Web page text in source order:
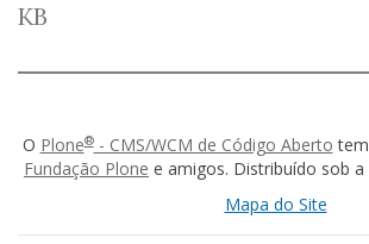
KB
O Plone®- CMS/WCM de Código Aberto tem
Fundação Plone e amigos. Distribuído sob a
Mapa do Site